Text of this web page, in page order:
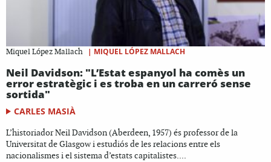
Miquel López Mallach | MIQUEL LÓPEZ MALLACH
Neil Davidson: "L’Estat espanyol ha comès un
error estratègic i es troba en un carreró sense
sortida"
CARLES MASIÀ
L’historiador Neil Davidson (Aberdeen, 1957) és professor de la
Universitat de Glasgow i estudiós de les relacions entre els
nacionalismes i el sistema d’estats capitalistes....